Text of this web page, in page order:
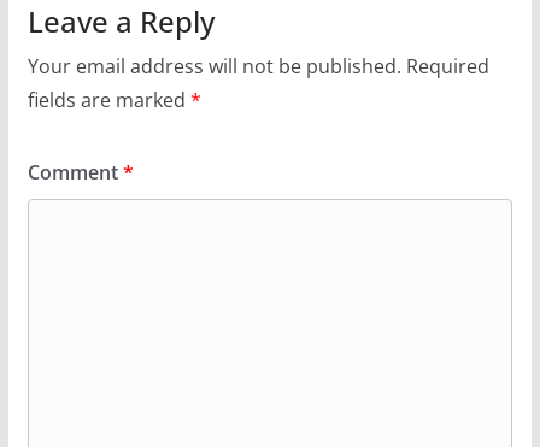
Leave a Reply
Your email address will not be published. Required
fields are marked *
Comment*